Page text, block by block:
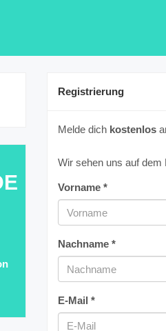
Registrierung
Melde dich kostenlos
Wir sehen uns auf dem
Vorname *
Nachname *
E-Mail *